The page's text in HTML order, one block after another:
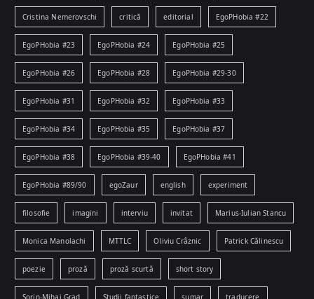
Cristina Nemerovschi critică editorial EgoPHobia #22
EgoPHobia #23 EgoPHobia #24 EgoPHobia #25
EgoPHobia #26 EgoPHobia #28 EgoPHobia #29-30
EgoPHobia #31 EgoPHobia #32 EgoPHobia #33
EgoPHobia #34 EgoPHobia #35 EgoPHobia #37
EgoPHobia #38 EgoPHobia #39-40 EgoPHobia #41
EgoPHobia #89/90 egoZaur english experiment
filosofie imagini interviu invitat Marius-Iulian Stancu
Monica Manolachi MTTLC Oliviu Crâznic Patrick Călinescu
poezie proză proză scurtă short story
Sorin-Mihai Grad Studii fantastice sumar traducere